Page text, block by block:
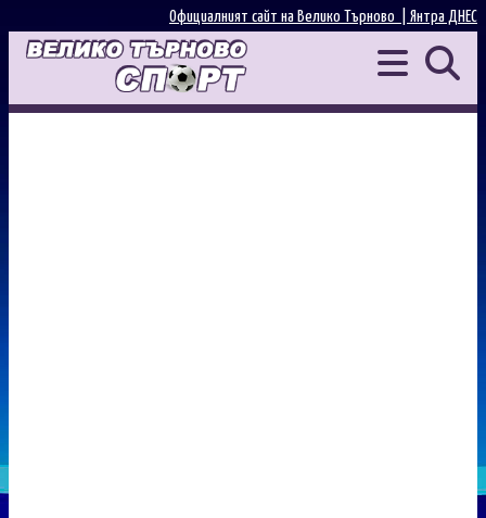
Янтра ДНЕС
Официалният сайт на Велико Търново |